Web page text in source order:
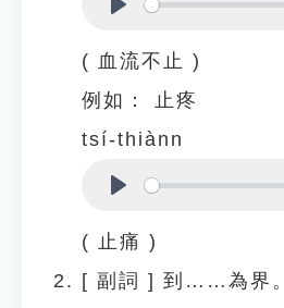
( 血流不止 )
例如：
止疼
tsí-thiànn
( 止痛 )
[ 副詞 ] 到……為界。